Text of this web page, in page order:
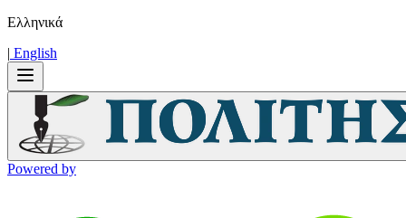
Ελληνικά
| Εnglish
Powered by